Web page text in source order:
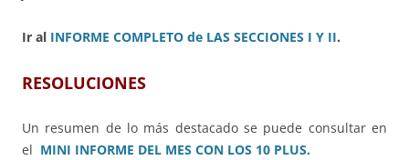
Ir al INFORME COMPLETO de LAS SECCIONES I Y II.
RESOLUCIONES
Un resumen de lo más destacado se puede consultar en
el MINI INFORME DEL MES CON LOS 10 PLUS.